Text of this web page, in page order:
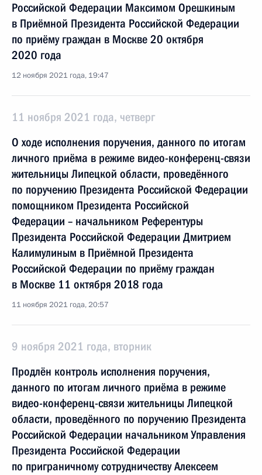
Российской Федерации Максимом Орешкиным
в Приёмной Президента Российской Федерации
по приёму граждан в Москве 20 октября
2020 года
12 ноября 2021 года, 19:47
11 ноября 2021 года, четверг
О ходе исполнения поручения, данного по итогам
личного приёма в режиме видео-конференц-связи
жительницы Липецкой области, проведённого
по поручению Президента Российской Федерации
помощником Президента Российской
Федерации – начальником Референтуры
Президента Российской Федерации Дмитрием
Калимулиным в Приёмной Президента
Российской Федерации по приёму граждан
в Москве 11 октября 2018 года
11 ноября 2021 года, 20:57
9 ноября 2021 года, вторник
Продлён контроль исполнения поручения,
данного по итогам личного приёма в режиме
видео-конференц-связи жительницы Липецкой
области, проведённого по поручению Президента
Российской Федерации начальником Управления
Президента Российской Федерации
по приграничному сотрудничеству Алексеем